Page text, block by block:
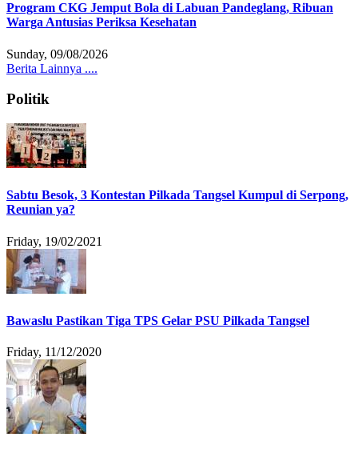
Program CKG Jemput Bola di Labuan Pandeglang, Ribuan
Warga Antusias Periksa Kesehatan
Sunday, 09/08/2026
Berita Lainnya ....
Politik
Sabtu Besok, 3 Kontestan Pilkada Tangsel Kumpul di Serpong,
Reunian ya?
Friday, 19/02/2021
Bawaslu Pastikan Tiga TPS Gelar PSU Pilkada Tangsel
Friday, 11/12/2020